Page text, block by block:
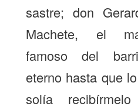
sastre; don
Machete, el
famoso del
eterno hasta que
solía